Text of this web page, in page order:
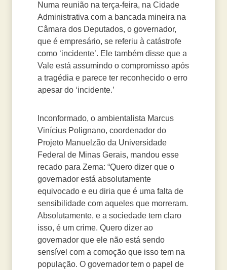
Numa reunião na terça-feira, na Cidade
Administrativa com a bancada mineira na
Câmara dos Deputados, o governador,
que é empresário, se referiu à catástrofe
como ‘incidente’. Ele também disse que a
Vale está assumindo o compromisso após
a tragédia e parece ter reconhecido o erro
apesar do ‘incidente.’
Inconformado, o ambientalista Marcus
Vinícius Polignano, coordenador do
Projeto Manuelzão da Universidade
Federal de Minas Gerais, mandou esse
recado para Zema: “Quero dizer que o
governador está absolutamente
equivocado e eu diria que é uma falta de
sensibilidade com aqueles que morreram.
Absolutamente, e a sociedade tem claro
isso, é um crime. Quero dizer ao
governador que ele não está sendo
sensível com a comoção que isso tem na
população. O governador tem o papel de